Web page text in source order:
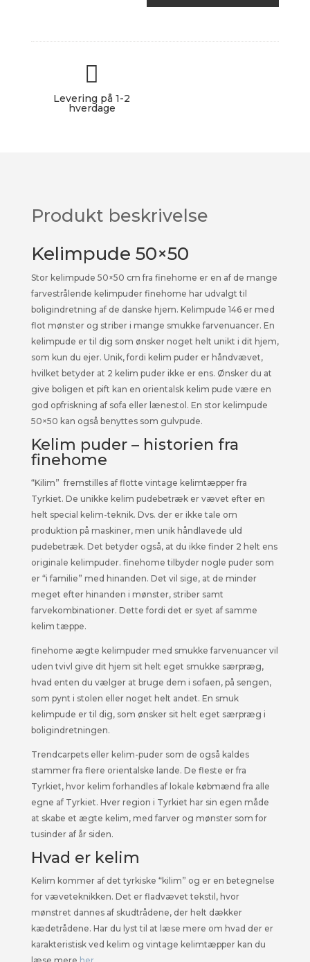

Levering på 1-2
hverdage
Produkt beskrivelse
Kelimpude 50×50
Stor kelimpude 50×50 cm fra finehome er en af de mange
farvestrålende kelimpuder finehome har udvalgt til
boligindretning af de danske hjem. Kelimpude 146 er med
flot mønster og striber i mange smukke farvenuancer. En
kelimpude er til dig som ønsker noget helt unikt i dit hjem,
som kun du ejer. Unik, fordi kelim puder er håndvævet,
hvilket betyder at 2 kelim puder ikke er ens. Ønsker du at
give boligen et pift kan en orientalsk kelim pude være en
god opfriskning af sofa eller lænestol. En stor kelimpude
50×50 kan også benyttes som gulvpude.
Kelim puder – historien fra
finehome
“Kilim” fremstilles af flotte vintage kelimtæpper fra
Tyrkiet. De unikke kelim pudebetræk er vævet efter en
helt special kelim-teknik. Dvs. der er ikke tale om
produktion på maskiner, men unik håndlavede uld
pudebetræk. Det betyder også, at du ikke finder 2 helt ens
originale kelimpuder. finehome tilbyder nogle puder som
er “i familie” med hinanden. Det vil sige, at de minder
meget efter hinanden i mønster, striber samt
farvekombinationer. Dette fordi det er syet af samme
kelim tæppe.
finehome ægte kelimpuder med smukke farvenuancer vil
uden tvivl give dit hjem sit helt eget smukke særpræg,
hvad enten du vælger at bruge dem i sofaen, på sengen,
som pynt i stolen eller noget helt andet. En smuk
kelimpude er til dig, som ønsker sit helt eget særpræg i
boligindretningen.
Trendcarpets eller kelim-puder som de også kaldes
stammer fra flere orientalske lande. De fleste er fra
Tyrkiet, hvor kelim forhandles af lokale købmænd fra alle
egne af Tyrkiet. Hver region i Tyrkiet har sin egen måde
at skabe et ægte kelim, med farver og mønster som for
tusinder af år siden.
Hvad er kelim
Kelim kommer af det tyrkiske “kilim” og er en betegnelse
for væveteknikken. Det er fladvævet tekstil, hvor
mønstret dannes af skudtrådene, der helt dækker
kædetrådene. Har du lyst til at læse mere om hvad der er
karakteristisk ved kelim og vintage kelimtæpper kan du